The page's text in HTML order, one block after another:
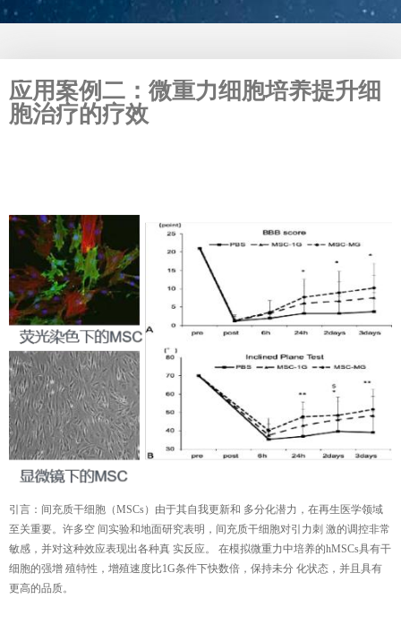
应用案例二：微重力细胞培养提升细
胞治疗的疗效
引言：间充质干细胞（MSCs）由于其自我更新和 多分化潜力，在再生医学领域
至关重要。许多空 间实验和地面研究表明，间充质干细胞对引力刺 激的调控非常
敏感，并对这种效应表现出各种真 实反应。 在模拟微重力中培养的hMSCs具有干
细胞的强增 殖特性，增殖速度比1G条件下快数倍，保持未分 化状态，并且具有
更高的品质。